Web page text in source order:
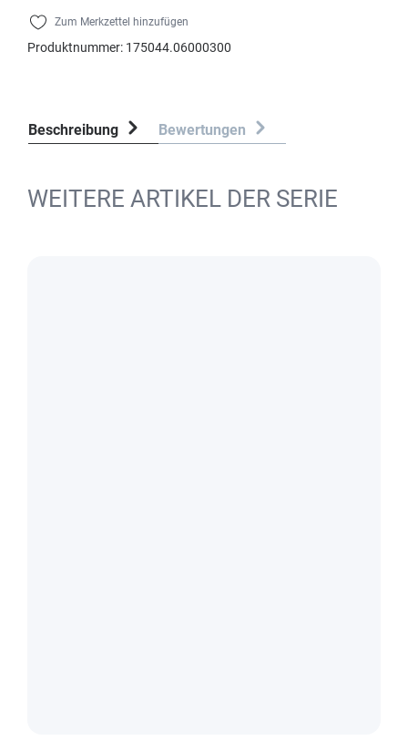
Zum Merkzettel hinzufügen
Produktnummer: 175044.06000300
Beschreibung Bewertungen
WEITERE ARTIKEL DER SERIE